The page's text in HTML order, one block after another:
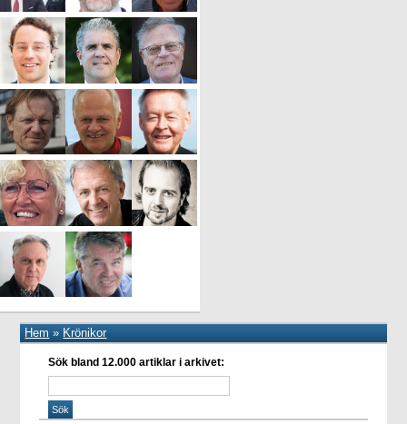
Hem » Krönikor
Sök bland 12.000 artiklar i arkivet: